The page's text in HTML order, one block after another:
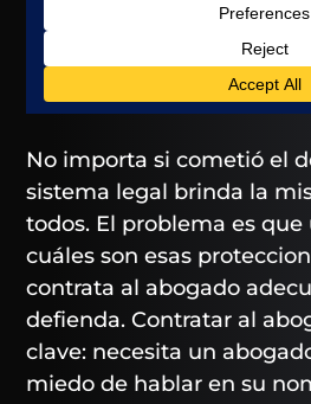
No importa si cometió el
sistema legal brinda la
todos. El problema es que
cuáles son esas
contrata al abogado
defienda. Contratar al
clave: necesita un
miedo de hablar en su